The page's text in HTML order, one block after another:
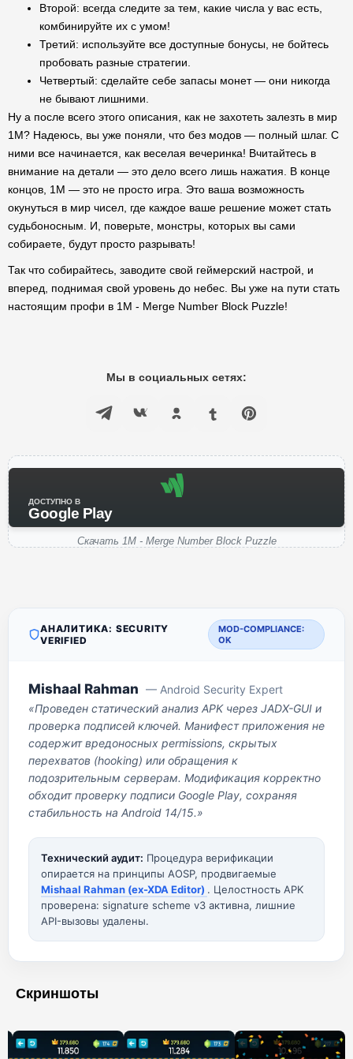
Второй: всегда следите за тем, какие числа у вас есть,
комбинируйте их с умом!
Третий: используйте все доступные бонусы, не бойтесь
пробовать разные стратегии.
Четвертый: сделайте себе запасы монет — они никогда
не бывают лишними.
Ну а после всего этого описания, как не захотеть залезть в мир
1M? Надеюсь, вы уже поняли, что без модов — полный шлаг. С
ними все начинается, как веселая вечеринка! Вчитайтесь в
внимание на детали — это дело всего лишь нажатия. В конце
концов, 1M — это не просто игра. Это ваша возможность
окунуться в мир чисел, где каждое ваше решение может стать
судьбоносным. И, поверьте, монстры, которых вы сами
собираете, будут просто разрывать!
Так что собирайтесь, заводите свой геймерский настрой, и
вперед, поднимая свой уровень до небес. Вы уже на пути стать
настоящим профи в 1M - Merge Number Block Puzzle!
Мы в социальных сетях:
ДОСТУПНО В
Google Play
Скачать 1M - Merge Number Block Puzzle
АНАЛИТИКА: SECURITY
VERIFIED
MOD-COMPLIANCE:
OK
Mishaal Rahman — Android Security Expert
«Проведен статический анализ APK через JADX-GUI и
проверка подписей ключей. Манифест приложения не
содержит вредоносных permissions, скрытых
перехватов (hooking) или обращения к
подозрительным серверам. Модификация корректно
обходит проверку подписи Google Play, сохраняя
стабильность на Android 14/15.»
Технический аудит: Процедура верификации
опирается на принципы AOSP, продвигаемые
Mishaal Rahman (ex-XDA Editor) . Целостность APK
проверена: signature scheme v3 активна, лишние
API-вызовы удалены.
Скриншоты